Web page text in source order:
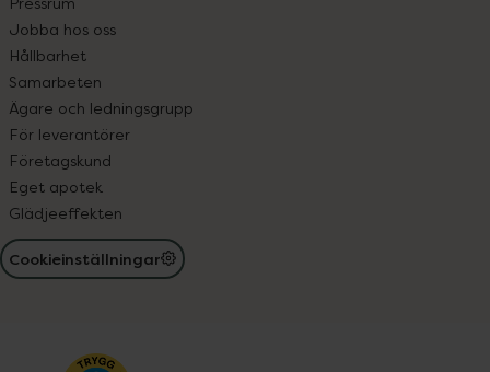
Jobba hos oss
Hållbarhet
Samarbeten
Ägare och ledningsgrupp
För leverantörer
Företagskund
Eget apotek
Glädjeeffekten
Cookieinställningar